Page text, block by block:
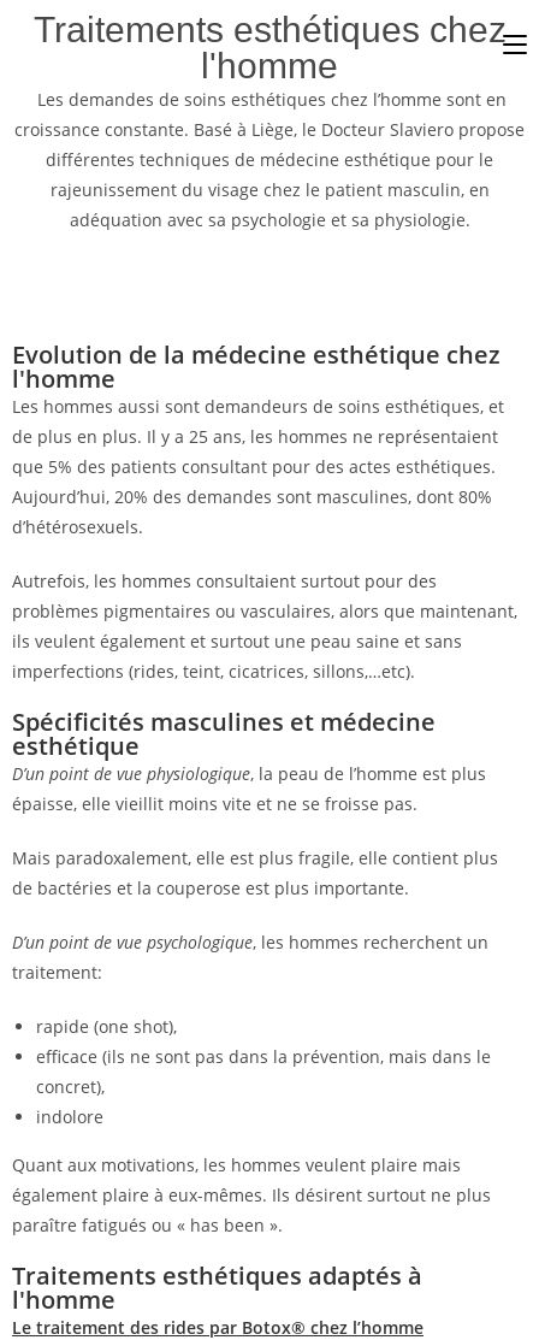
Traitements esthétiques chez
l'homme
Les demandes de soins esthétiques chez l’homme sont en
croissance constante. Basé à Liège, le Docteur Slaviero propose
différentes techniques de médecine esthétique pour le
rajeunissement du visage chez le patient masculin, en
adéquation avec sa psychologie et sa physiologie.
Evolution de la médecine esthétique chez
l'homme
Les hommes aussi sont demandeurs de soins esthétiques, et
de plus en plus. Il y a 25 ans, les hommes ne représentaient
que 5% des patients consultant pour des actes esthétiques.
Aujourd’hui, 20% des demandes sont masculines, dont 80%
d’hétérosexuels.
Autrefois, les hommes consultaient surtout pour des
problèmes pigmentaires ou vasculaires, alors que maintenant,
ils veulent également et surtout une peau saine et sans
imperfections (rides, teint, cicatrices, sillons,…etc).
Spécificités masculines et médecine
esthétique
D’un point de vue physiologique, la peau de l’homme est plus
épaisse, elle vieillit moins vite et ne se froisse pas.
Mais paradoxalement, elle est plus fragile, elle contient plus
de bactéries et la couperose est plus importante.
D’un point de vue psychologique, les hommes recherchent un
traitement:
rapide (one shot),
efficace (ils ne sont pas dans la prévention, mais dans le
concret),
indolore
Quant aux motivations, les hommes veulent plaire mais
également plaire à eux-mêmes. Ils désirent surtout ne plus
paraître fatigués ou « has been ».
Traitements esthétiques adaptés à
l'homme
Le traitement des rides par Botox® chez l’homme